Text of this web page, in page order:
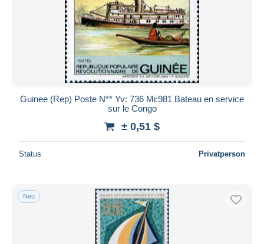
Guinee (Rep) Poste N** Yv: 736 Mi:981 Bateau en service
sur le Congo
± 0,51 $
Status Privatperson
Neu